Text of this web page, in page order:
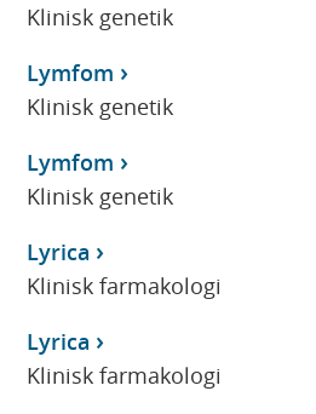
Klinisk genetik
Lymfom
Klinisk genetik
Lymfom
Klinisk genetik
Lyrica
Klinisk farmakologi
Lyrica
Klinisk farmakologi